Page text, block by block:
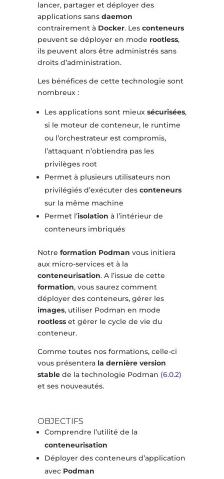
lancer, partager et déployer des
applications sans daemon
contrairement à Docker. Les conteneurs
peuvent se déployer en mode rootless,
ils peuvent alors être administrés sans
droits d’administration.
Les bénéfices de cette technologie sont
nombreux :
Les applications sont mieux sécurisées,
si le moteur de conteneur, le runtime
ou l’orchestrateur est compromis,
l’attaquant n’obtiendra pas les
privilèges root
Permet à plusieurs utilisateurs non
privilégiés d’exécuter des conteneurs
sur la même machine
Permet l’isolation à l’intérieur de
conteneurs imbriqués
Notre formation Podman vous initiera
aux micro-services et à la
conteneurisation. A l’issue de cette
formation, vous saurez comment
déployer des conteneurs, gérer les
images, utiliser Podman en mode
rootlesset gérer le cycle de vie du
conteneur.
Comme toutes nos formations, celle-ci
vous présentera la dernière version
stablede la technologie Podman (6.0.2)
et ses nouveautés.
OBJECTIFS
Comprendre l’utilité de la
conteneurisation
Déployer des conteneurs d’application
avec Podman